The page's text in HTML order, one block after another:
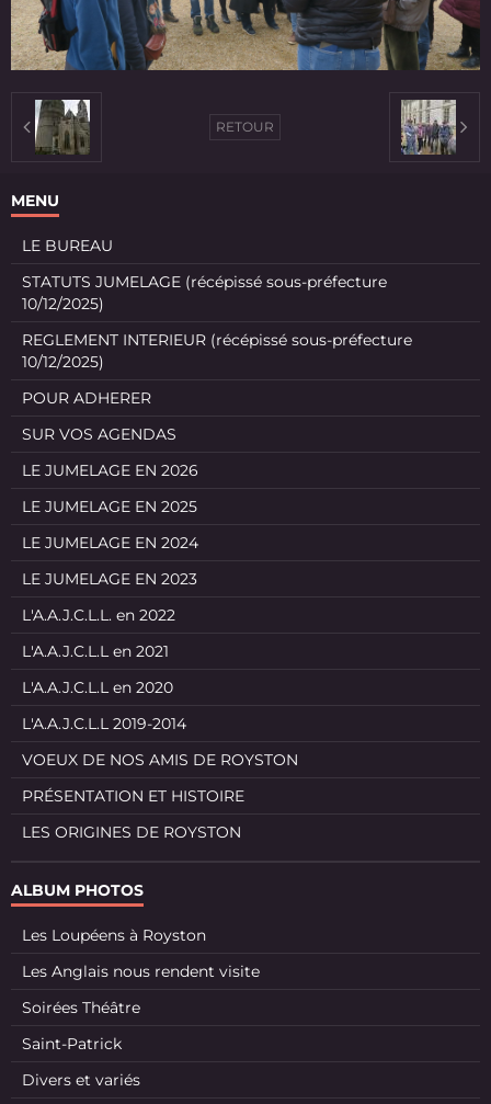
RETOUR
MENU
LE BUREAU
STATUTS JUMELAGE (récépissé sous-préfecture
10/12/2025)
REGLEMENT INTERIEUR (récépissé sous-préfecture
10/12/2025)
POUR ADHERER
SUR VOS AGENDAS
LE JUMELAGE EN 2026
LE JUMELAGE EN 2025
LE JUMELAGE EN 2024
LE JUMELAGE EN 2023
L'A.A.J.C.L.L. en 2022
L'A.A.J.C.L.L en 2021
L'A.A.J.C.L.L en 2020
L'A.A.J.C.L.L 2019-2014
VOEUX DE NOS AMIS DE ROYSTON
PRÉSENTATION ET HISTOIRE
LES ORIGINES DE ROYSTON
ALBUM PHOTOS
Les Loupéens à Royston
Les Anglais nous rendent visite
Soirées Théâtre
Saint-Patrick
Divers et variés